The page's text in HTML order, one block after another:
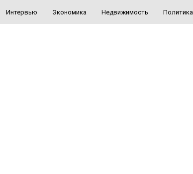
Интервью Экономика Недвижимость Политика